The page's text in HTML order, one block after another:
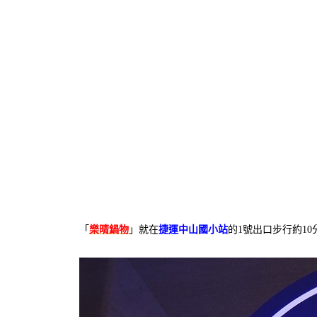
「 樂晴鍋物 」就在捷運中山國小站的1號出口步行約10